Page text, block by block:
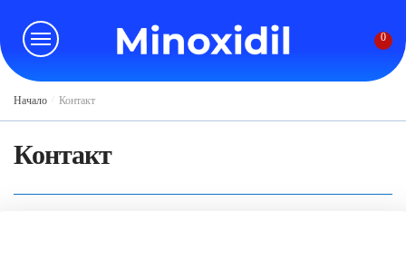
navigation
content
0
Начало Контакт
Контакт